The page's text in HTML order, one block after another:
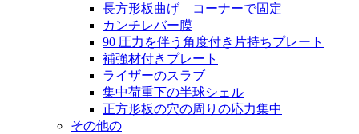
長方形板曲げ – コーナーで固定
カンチレバー膜
90 圧力を伴う角度付き片持ちプレート
補強材付きプレート
ライザーのスラブ
集中荷重下の半球シェル
正方形板の穴の周りの応力集中
その他の